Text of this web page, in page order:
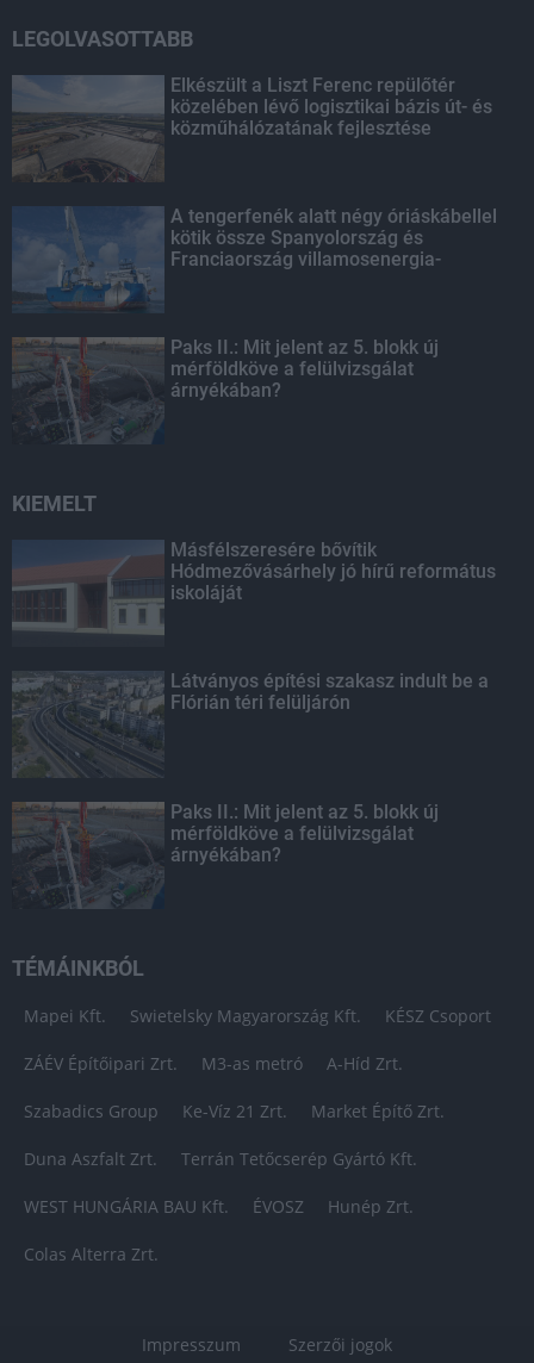
LEGOLVASOTTABB
Elkészült a Liszt Ferenc repülőtér
közelében lévő logisztikai bázis út- és
közműhálózatának fejlesztése
A tengerfenék alatt négy óriáskábellel
kötik össze Spanyolország és
Franciaország villamosenergia-
Paks II.: Mit jelent az 5. blokk új
mérföldköve a felülvizsgálat
árnyékában?
KIEMELT
Másfélszeresére bővítik
Hódmezővásárhely jó hírű református
iskoláját
Látványos építési szakasz indult be a
Flórián téri felüljárón
Paks II.: Mit jelent az 5. blokk új
mérföldköve a felülvizsgálat
árnyékában?
TÉMÁINKBÓL
Mapei Kft. Swietelsky Magyarország Kft. KÉSZ Csoport
ZÁÉV Építőipari Zrt. M3-as metró A-Híd Zrt.
Szabadics Group Ke-Víz 21 Zrt. Market Építő Zrt.
Duna Aszfalt Zrt. Terrán Tetőcserép Gyártó Kft.
WEST HUNGÁRIA BAU Kft. ÉVOSZ Hunép Zrt.
Colas Alterra Zrt.
Impresszum
Szerzői jogok